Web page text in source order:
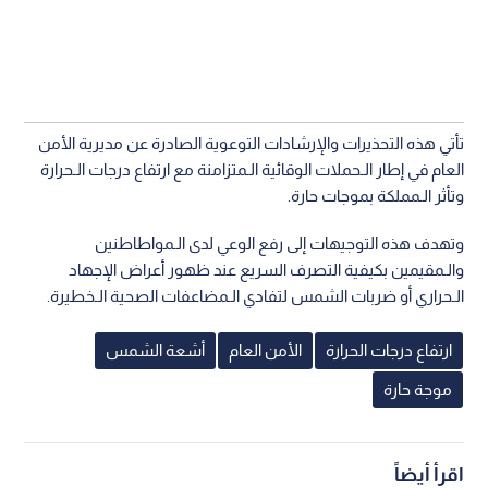
تأتي هذه التحذيرات والإرشادات التوعوية الصادرة عن مديرية الأمن
العام في إطار الـحملات الوقائية الـمتزامنة مع ارتفاع درجات الـحرارة
وتأثر الـمملكة بموجات حارة.
وتهدف هذه التوجيهات إلى رفع الوعي لدى الـمواطاطنين
والـمقيمين بكيفية التصرف السريع عند ظهور أعراض الإجهاد
الـحراري أو ضربات الشمس لتفادي الـمضاعفات الصحية الـخطيرة.
ارتفاع درجات الحرارة الأمن العام أشعة الشمس
موجة حارة
اقرأ أيضاً